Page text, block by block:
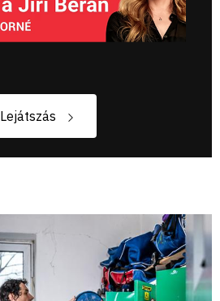
Lejátszás